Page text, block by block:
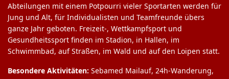
Abteilungen mit einem Potpourri vieler Sportarten werden für
Jung und Alt, für Individualisten und Teamfreunde übers
ganze Jahr geboten. Freizeit-, Wettkampfsport und
Gesundheitssport finden im Stadion, in Hallen, im
Schwimmbad, auf Straßen, im Wald und auf den Loipen statt.
Besondere Aktivitäten: Sebamed Mailauf, 24h-Wanderung,